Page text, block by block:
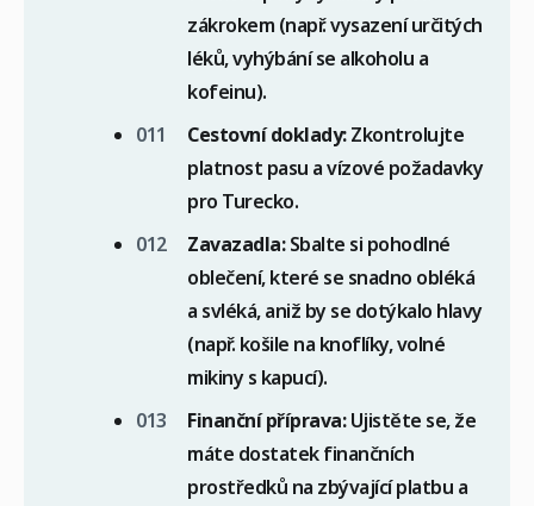
zákrokem (např. vysazení určitých
léků, vyhýbání se alkoholu a
kofeinu).
Cestovní doklady:Zkontrolujte
platnost pasu a vízové požadavky
pro Turecko.
Zavazadla:Sbalte si pohodlné
oblečení, které se snadno obléká
a svléká, aniž by se dotýkalo hlavy
(např. košile na knoflíky, volné
mikiny s kapucí).
Finanční příprava:Ujistěte se, že
máte dostatek finančních
prostředků na zbývající platbu a